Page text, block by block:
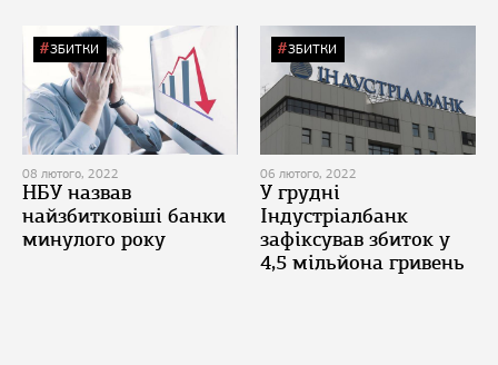
ЗБИТКИ
08 лютого, 2022
НБУ назвав
найзбитковіші банки
минулого року
ЗБИТКИ
06 лютого, 2022
У грудні
Індустріалбанк
зафіксував збиток у
4,5 мільйона гривень